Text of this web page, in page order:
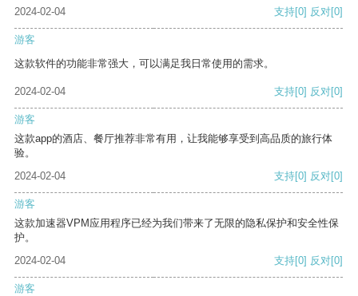
2024-02-04
支持[0] 反对[0]
游客
这款软件的功能非常强大，可以满足我日常使用的需求。
2024-02-04 支持[0] 反对[0]
游客
这款app的酒店、餐厅推荐非常有用，让我能够享受到高品质的旅行体
验。
2024-02-04
支持[0] 反对[0]
游客
这款加速器VPM应用程序已经为我们带来了无限的隐私保护和安全性保
护。
2024-02-04
支持[0] 反对[0]
游客